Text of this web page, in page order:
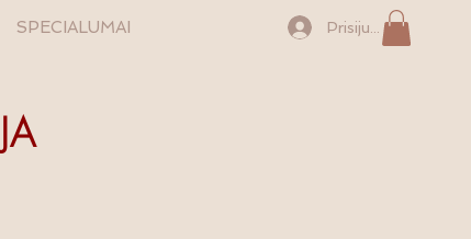
SPECIALUMAI Prisijungti